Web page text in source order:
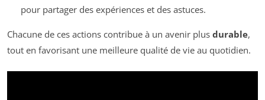
pour partager des expériences et des astuces.
Chacune de ces actions contribue à un avenir plus durable,
tout en favorisant une meilleure qualité de vie au quotidien.